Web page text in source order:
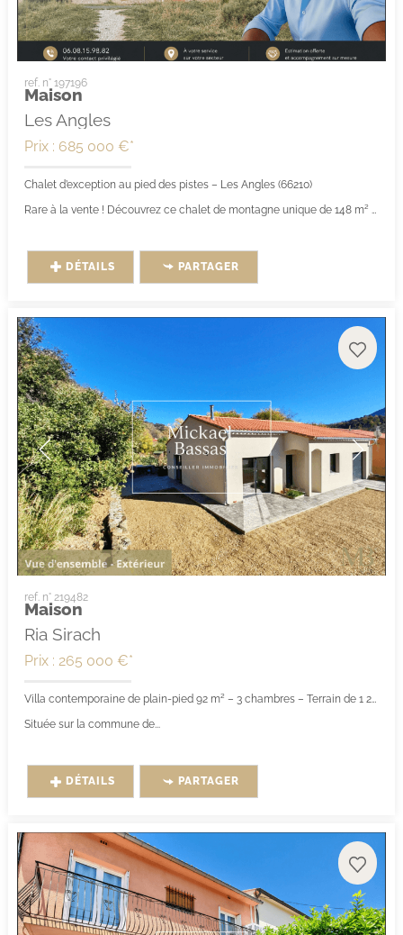
ref. n° 197196
Maison
Les Angles
Prix : 685 000 €*
Chalet d’exception au pied des pistes – Les Angles (66210)
Rare à la vente ! Découvrez ce chalet de montagne unique de 148 m² habitables,...
DÉTAILS PARTAGER
ref. n° 219482
Maison
Ria Sirach
Prix : 265 000 €*
Villa contemporaine de plain-pied 92 m² – 3 chambres – Terrain de 1 293 m² – Vue montagnes – Ria-Sirach (66500)
Située sur la commune de...
DÉTAILS PARTAGER